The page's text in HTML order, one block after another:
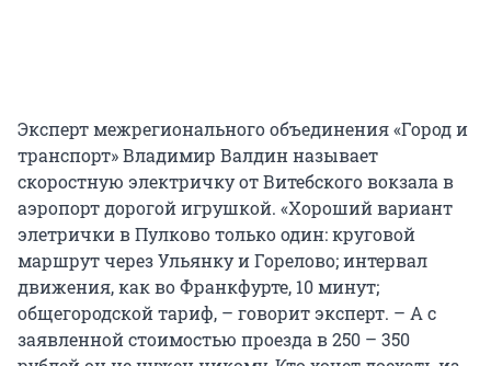
Эксперт межрегионального объединения «Город и
транспорт» Владимир Валдин называет
скоростную электричку от Витебского вокзала в
аэропорт дорогой игрушкой. «Хороший вариант
элетрички в Пулково только один: круговой
маршрут через Ульянку и Горелово; интервал
движения, как во Франкфурте, 10 минут;
общегородской тариф, – говорит эксперт. – А с
заявленной стоимостью проезда в 250 – 350